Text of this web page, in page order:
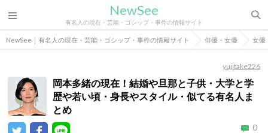
NewSee
有名人の現在・芸能・ゴシップ・事件の情報サイト
NewSee｜有名人の現在・芸能・ゴシップ・事件の情報サイト 俳優・女優 女優
yujitake226
岡本多緒の現在！結婚や旦那と子供・大学と学
歴や若い頃・身長やスタイル・似てる有名人ま
とめ
0